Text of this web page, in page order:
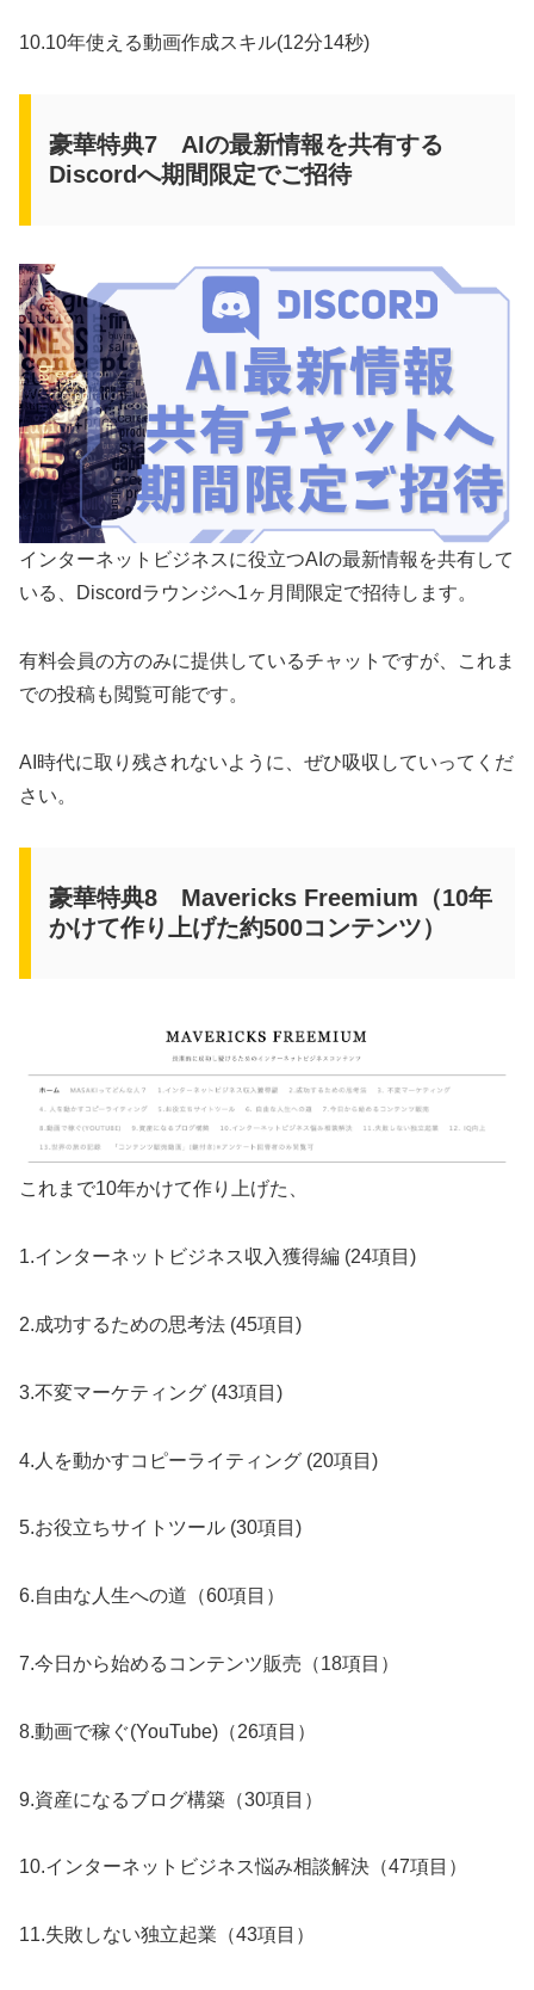
10.10年使える動画作成スキル(12分14秒)
豪華特典7 AIの最新情報を共有する
Discordへ期間限定でご招待
インターネットビジネスに役立つAIの最新情報を共有して
いる、Discordラウンジへ1ヶ月間限定で招待します。
有料会員の方のみに提供しているチャットですが、これま
での投稿も閲覧可能です。
AI時代に取り残されないように、ぜひ吸収していってくだ
さい。
豪華特典8 Mavericks Freemium（10年
かけて作り上げた約500コンテンツ）
これまで10年かけて作り上げた、
1.インターネットビジネス収入獲得編 (24項目)
2.成功するための思考法 (45項目)
3.不変マーケティング (43項目)
4.人を動かすコピーライティング (20項目)
5.お役立ちサイトツール (30項目)
6.自由な人生への道（60項目）
7.今日から始めるコンテンツ販売（18項目）
8.動画で稼ぐ(YouTube)（26項目）
9.資産になるブログ構築（30項目）
10.インターネットビジネス悩み相談解決（47項目）
11.失敗しない独立起業（43項目）